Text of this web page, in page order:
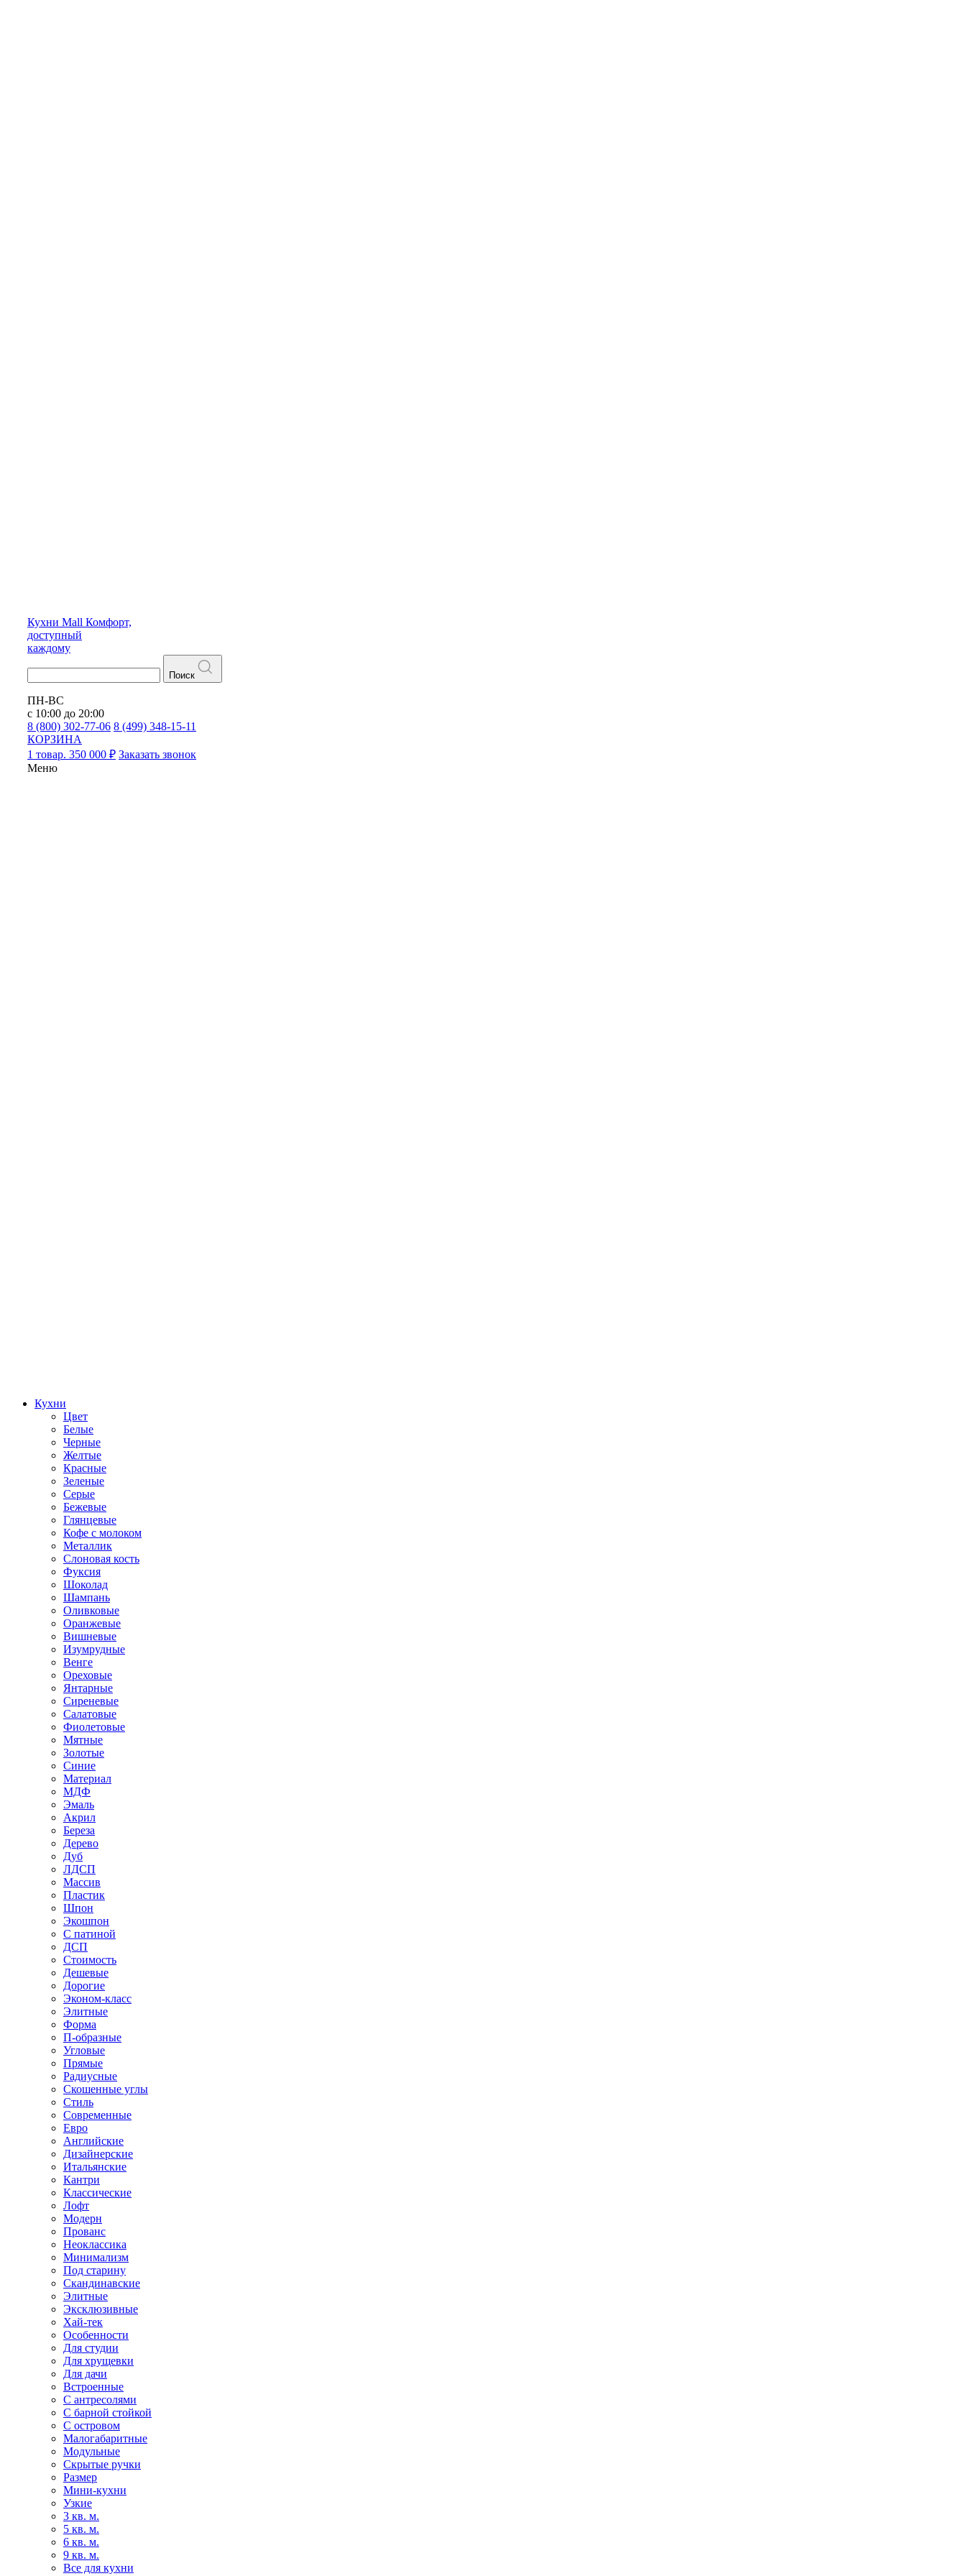
Кухни Mall Комфорт,
доступный
каждому
Поиск
ПН-ВС
с 10:00 до 20:00
8 (800) 302-77-06 8 (499) 348-15-11
КОРЗИНА
1 товар. 350 000 ₽ Заказать звонок
Меню
Кухни
Цвет
Белые
Черные
Желтые
Красные
Зеленые
Серые
Бежевые
Глянцевые
Кофе с молоком
Металлик
Слоновая кость
Фуксия
Шоколад
Шампань
Оливковые
Оранжевые
Вишневые
Изумрудные
Венге
Ореховые
Янтарные
Сиреневые
Салатовые
Фиолетовые
Мятные
Золотые
Синие
Материал
МДФ
Эмаль
Акрил
Береза
Дерево
Дуб
ЛДСП
Массив
Пластик
Шпон
Экошпон
С патиной
ДСП
Стоимость
Дешевые
Дорогие
Эконом-класс
Элитные
Форма
П-образные
Угловые
Прямые
Радиусные
Скошенные углы
Стиль
Современные
Евро
Английские
Дизайнерские
Итальянские
Кантри
Классические
Лофт
Модерн
Прованс
Неоклассика
Минимализм
Под старину
Скандинавские
Элитные
Эксклюзивные
Хай-тек
Особенности
Для студии
Для хрущевки
Для дачи
Встроенные
С антресолями
С барной стойкой
С островом
Малогабаритные
Модульные
Скрытые ручки
Размер
Мини-кухни
Узкие
3 кв. м.
5 кв. м.
6 кв. м.
9 кв. м.
Все для кухни